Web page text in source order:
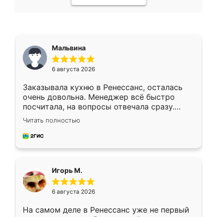
Мальвина
6 августа 2026
Заказывала кухню в Ренессанс, осталась
очень довольна. Менеджер всё быстро
посчитала, на вопросы отвечала сразу.
Замерщик приехал в субботу, подошёл к
делу со всей ответственностью. Собрали
за день, ребята работали аккуратно, даже
Читать полностью
Игорь М.
6 августа 2026
На самом деле в Ренессанс уже не первый